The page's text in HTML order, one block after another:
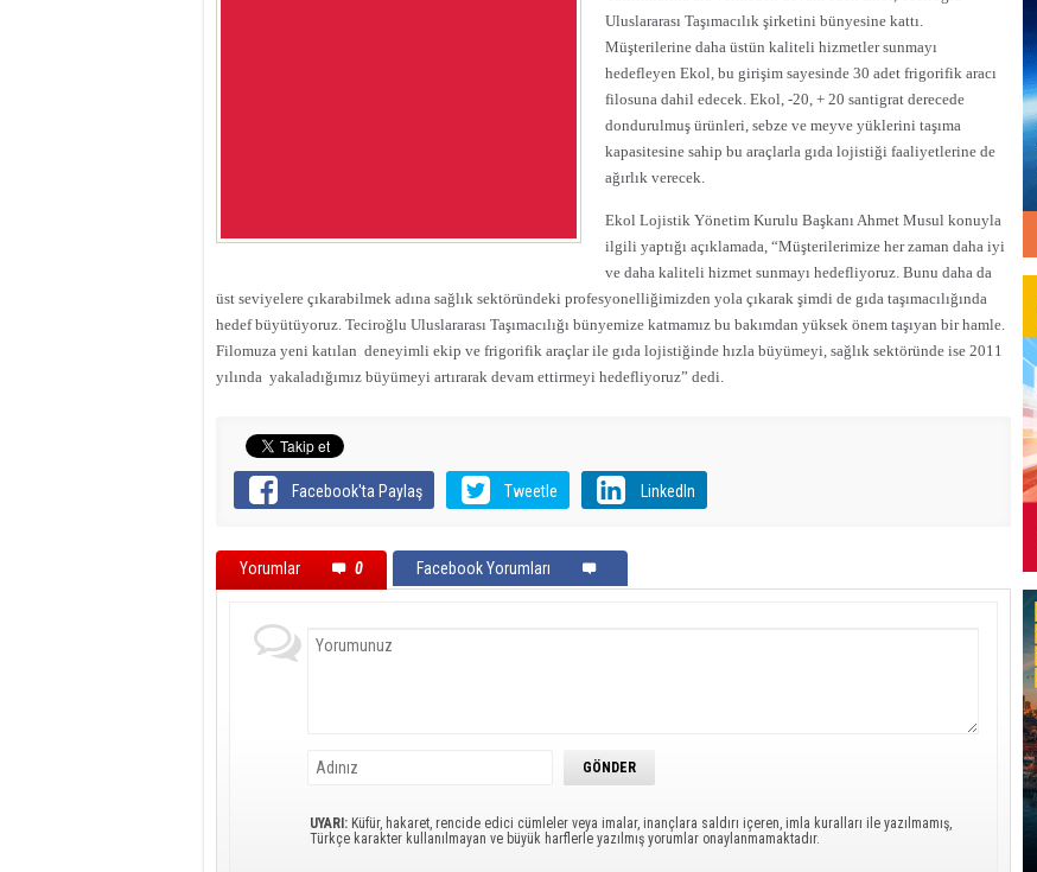
Uluslararası Taşımacılık şirketini bünyesine kattı.
Müşterilerine daha üstün kaliteli hizmetler sunmayı
hedefleyen Ekol, bu girişim sayesinde 30 adet frigorifik aracı
filosuna dahil edecek. Ekol, -20, + 20 santigrat derecede
dondurulmuş ürünleri, sebze ve meyve yüklerini taşıma
kapasitesine sahip bu araçlarla gıda lojistiği faaliyetlerine de
ağırlık verecek.
Ekol Lojistik Yönetim Kurulu Başkanı Ahmet Musul konuyla
ilgili yaptığı açıklamada, “Müşterilerimize her zaman daha iyi
ve daha kaliteli hizmet sunmayı hedefliyoruz. Bunu daha da
üst seviyelere çıkarabilmek adına sağlık sektöründeki profesyonelliğimizden yola çıkarak şimdi de gıda taşımacılığında
hedef büyütüyoruz. Teciroğlu Uluslararası Taşımacılığı bünyemize katmamız bu bakımdan yüksek önem taşıyan bir hamle.
Filomuza yeni katılan deneyimli ekip ve frigorifik araçlar ile gıda lojistiğinde hızla büyümeyi, sağlık sektöründe ise 2011
yılında yakaladığımız büyümeyi artırarak devam ettirmeyi hedefliyoruz” dedi.
Facebook'ta Paylaş Tweetle LinkedIn
Yorumlar 0 Facebook Yorumları
UYARI: Küfür, hakaret, rencide edici cümleler veya imalar, inançlara saldırı içeren, imla kuralları ile yazılmamış,
Türkçe karakter kullanılmayan ve büyük harflerle yazılmış yorumlar onaylanmamaktadır.